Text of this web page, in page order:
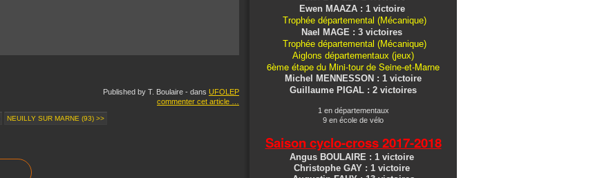
Published by T. Boulaire - dans UFOLEP
commenter cet article
NEUILLY SUR MARNE (93) >>
Ewen MAAZA : 1 victoire
Trophée départemental (Mécanique)
Nael MAGE : 3 victoires
Trophée départemental (Mécanique)
Aiglons départementaux (jeux)
6ème étape du Mini-tour de Seine-et-Marne
Michel MENNESSON : 1 victoire
Guillaume PIGAL : 2 victoires
1 en départementaux
9 en école de vélo
Saison cyclo-cross2017-2018
Angus BOULAIRE : 1 victoire
Christophe GAY : 1 victoire